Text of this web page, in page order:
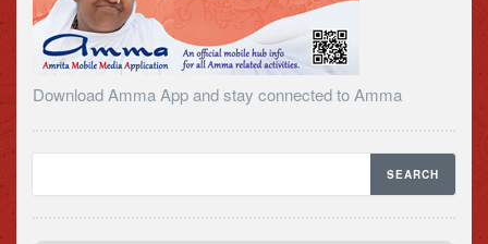
Download Amma App and stay connected to Amma